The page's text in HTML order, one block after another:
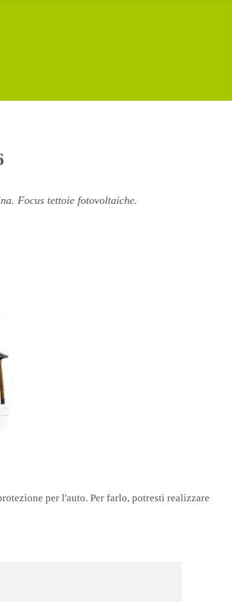
Focus tettoie fotovoltaiche.
per l'auto. Per farlo, potresti realizzare